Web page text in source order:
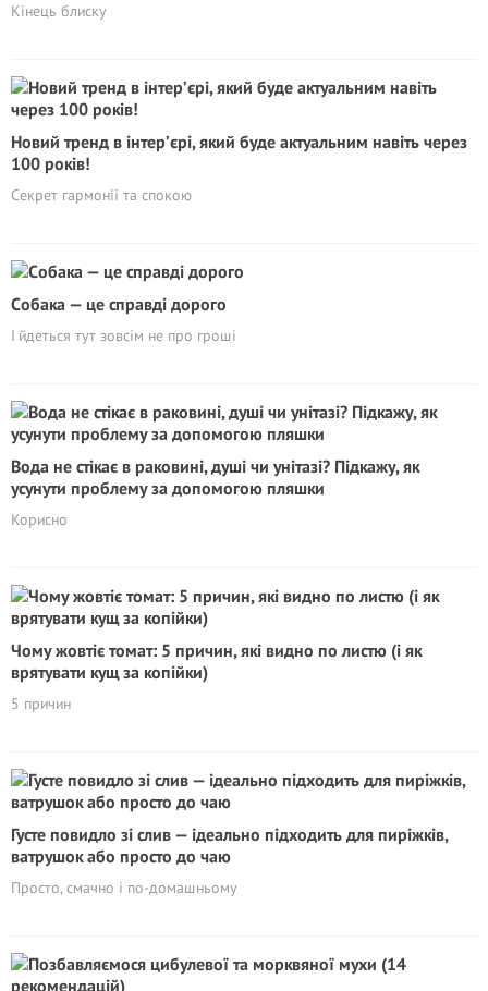
Кінець блиску
Новий тренд в інтер’єрі, який буде актуальним навіть через
100 років!
Секрет гармонії та спокою
Cобака — це справді дорого
І йдеться тут зовсім не про гроші
Вода не стікає в раковині, душі чи унітазі? Підкажу, як
усунути проблему за допомогою пляшки
Корисно
Чому жовтіє томат: 5 причин, які видно по листю (і як
врятувати кущ за копійки)
5 причин
Густе повидло зі слив — ідеально підходить для пиріжків,
ватрушок або просто до чаю
Просто, смачно і по-домашньому